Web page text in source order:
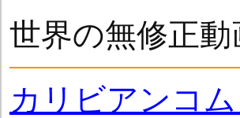
世界の無修正動
カリビアンコ